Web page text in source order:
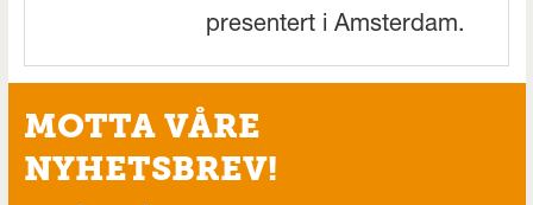
presentert i Amsterdam.
MOTTA VÅRE
NYHETSBREV!